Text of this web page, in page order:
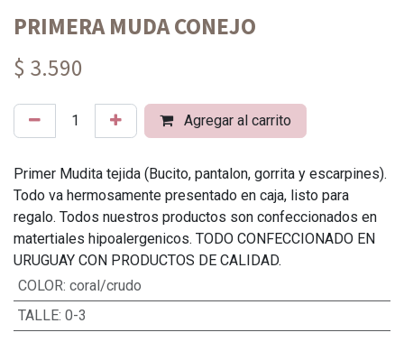
PRIMERA MUDA CONEJO
$ 3.590
Agregar al carrito
Primer Mudita tejida (Bucito, pantalon, gorrita y escarpines).
Todo va hermosamente presentado en caja, listo para
regalo. Todos nuestros productos son confeccionados en
matertiales hipoalergenicos. TODO CONFECCIONADO EN
URUGUAY CON PRODUCTOS DE CALIDAD.
COLOR: coral/crudo
TALLE: 0-3